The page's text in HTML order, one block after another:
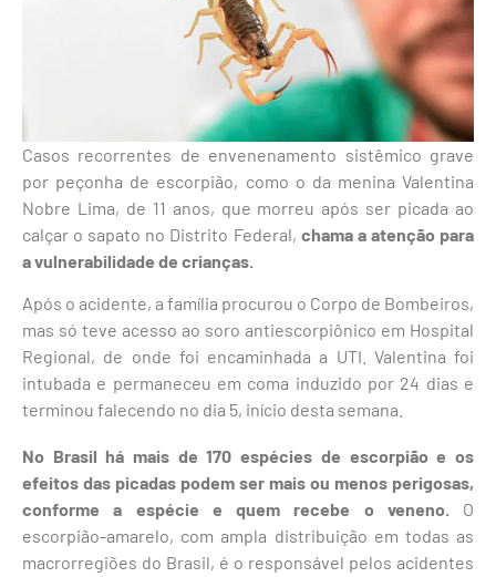
Casos recorrentes de envenenamento sistêmico grave
por peçonha de escorpião, como o da menina Valentina
Nobre Lima, de 11 anos, que morreu após ser picada ao
calçar o sapato no Distrito Federal, chama a atenção para
a vulnerabilidade de crianças.
Após o acidente, a família procurou o Corpo de Bombeiros,
mas só teve acesso ao soro antiescorpiônico em Hospital
Regional, de onde foi encaminhada a UTI. Valentina foi
intubada e permaneceu em coma induzido por 24 dias e
terminou falecendo no dia 5, início desta semana.
No Brasil há mais de 170 espécies de escorpião e os
efeitos das picadas podem ser mais ou menos perigosas,
conforme a espécie e quem recebe o veneno. O
escorpião-amarelo, com ampla distribuição em todas as
macrorregiões do Brasil, é o responsável pelos acidentes